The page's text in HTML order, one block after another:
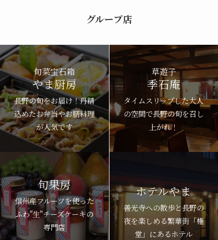
グループ店
旬菜宝石箱
やま厨房
長野の旬をお届け！丹精
込めたお弁当やお膳料理
が人気です
草遊子
季石庵
タイムスリップした大人
の空間で長野の旬を召し
上がれ！
旬果房
信州産フルーツを使った
ふわ"生"チーズケーキの
専門店
ホテルやま
善光寺への散歩と長野の
夜を楽しめる繁華街「権
堂」にあるホテル